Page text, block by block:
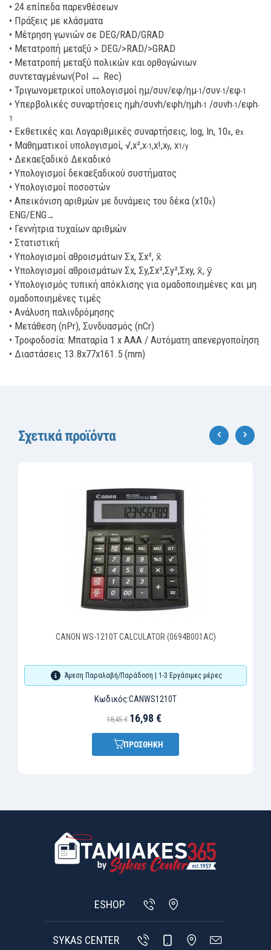
• 24 επίπεδα παρενθέσεων
• Πράξεις με κλάσματα
• Μέτρηση γωνιών σε DEG/RAD/GRAD
• Μετατροπή μεταξύ > DEG/>RAD/>GRAD
• Μετατροπή μεταξύ πολικών και ορθογώνιων
συντεταγμένων(Pol ↔ Rec)
• Τριγωνομετρικοί υπολογισμοί ημ/συν/εφ/ημ-1/συν-1/εφ-1
• Υπερβολικές συναρτήσεις ημh/συνh/εφh/ημh-1 /συνh-1/εφh-
1
• Εκθετικές και Λογαριθμικές συναρτήσεις, log, ln, 10x, ex
• Μαθηματικοί υπολογισμοί, √,x²,x-1,x!,xy, x1/y
• Δεκαεξαδικό Δεκαδικό
• Υπολογισμοί δεκαεξαδικού συστήματος
• Υπολογισμοί ποσοστών
• Απεικόνιση αριθμών με δυνάμεις του δέκα (x10x)
ENG/ENG→
• Γεννήτρια τυχαίων αριθμών
• Στατιστική
• Υπολογισμοί αθροισμάτων Σx, Σx², x̄
• Υπολογισμοί αθροισμάτων Σx, Σy,Σx²,Σy²,Σxy, x̄, ȳ
• Υπολογισμός τυπική απόκλισης για ομαδοποιημένες και μη
ομαδοποιημένες τιμές
• Ανάλυση παλινδρόμησης
• Μετάθεση (nPr), Συνδυασμός (nCr)
• Τροφοδοσία: Μπαταρία 1 x ΑΑΑ / Αυτόματη απενεργοποίηση
• Διαστάσεις 13.8x77x161.5 (mm)
Σχετικά προϊόντα
CANON WS-1210T CALCULATOR (0694B001AC)
Άμεση Παραλαβή/Παράδοση | 1-3 Εργάσιμες μέρες
Κωδικός:CANWS1210T
18,45 € 16,98 €
ΠΡΟΣΘΗΚΗ
ESHOP
SYKAS CENTER